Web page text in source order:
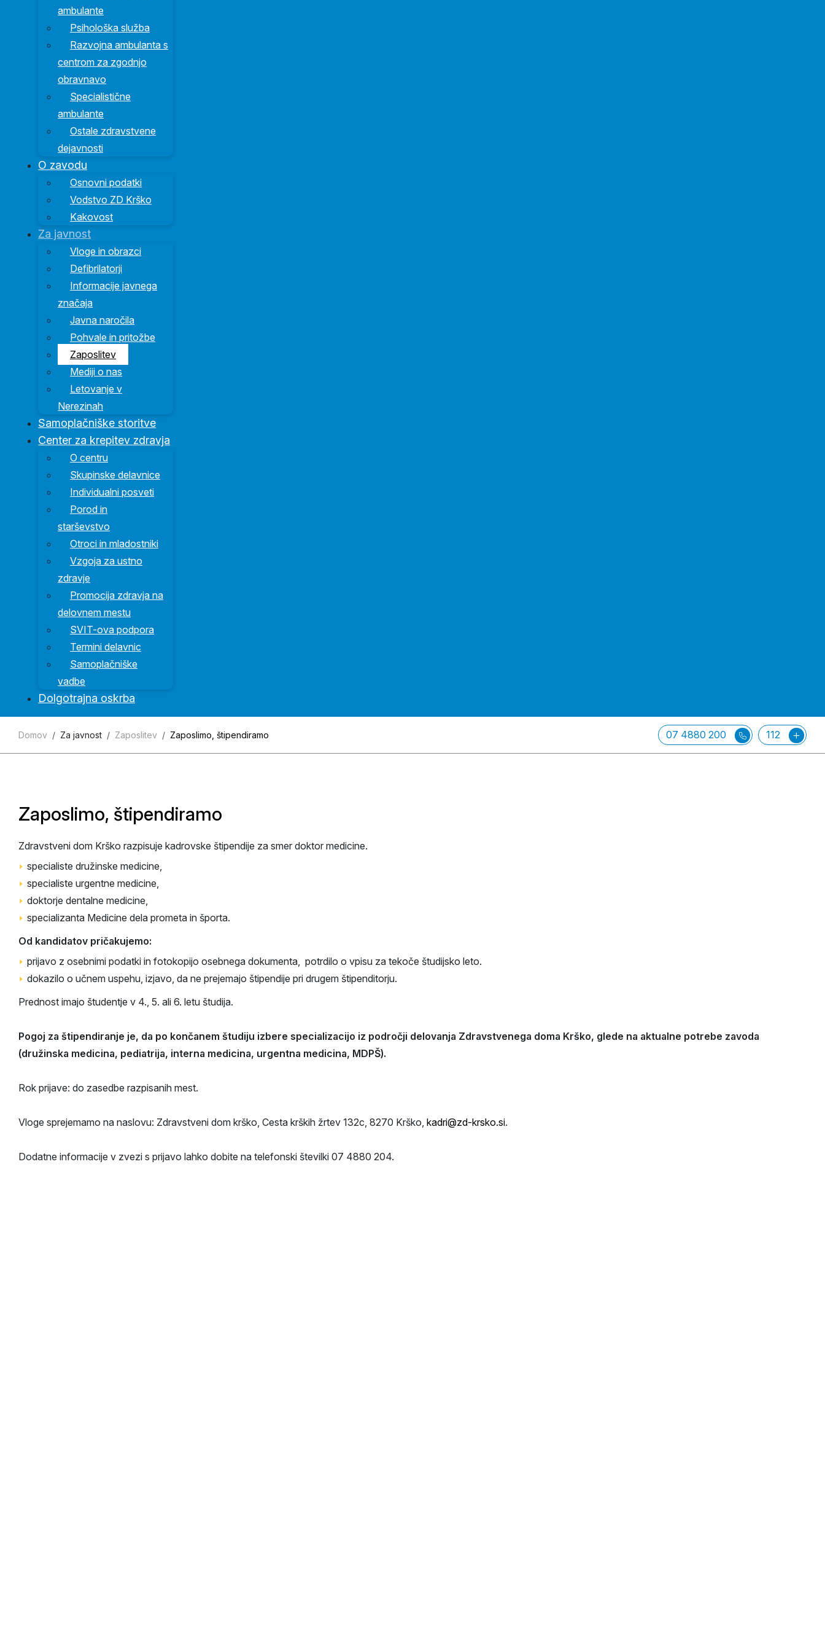
ambulante
Psihološka služba
Razvojna ambulanta s
centrom za zgodnjo
obravnavo
Specialistične
ambulante
Ostale zdravstvene
dejavnosti
O zavodu
Osnovni podatki
Vodstvo ZD Krško
Kakovost
Za javnost
Vloge in obrazci
Defibrilatorji
Informacije javnega
značaja
Javna naročila
Pohvale in pritožbe
Zaposlitev
Mediji o nas
Letovanje v
Nerezinah
Samoplačniške storitve
Center za krepitev zdravja
O centru
Skupinske delavnice
Individualni posveti
Porod in
starševstvo
Otroci in mladostniki
Vzgoja za ustno
zdravje
Promocija zdravja na
delovnem mestu
SVIT-ova podpora
Termini delavnic
Samoplačniške
vadbe
Dolgotrajna oskrba
Domov Za javnost Zaposlitev Zaposlimo, štipendiramo 07 4880 200 112
Zaposlimo, štipendiramo
Zdravstveni dom Krško razpisuje kadrovske štipendije za smer doktor medicine.
specialiste družinske medicine,
specialiste urgentne medicine,
doktorje dentalne medicine,
specializanta Medicine dela prometa in športa.
Od kandidatov pričakujemo:
prijavo z osebnimi podatki in fotokopijo osebnega dokumenta, potrdilo o vpisu za tekoče študijsko leto.
dokazilo o učnem uspehu, izjavo, da ne prejemajo štipendije pri drugem štipenditorju.
Prednost imajo študentje v 4., 5. ali 6. letu študija.
Pogoj za štipendiranje je, da po končanem študiju izbere specializacijo iz področji delovanja Zdravstvenega doma Krško, glede na aktualne potrebe zavoda
(družinska medicina, pediatrija, interna medicina, urgentna medicina, MDPŠ).
Rok prijave: do zasedbe razpisanih mest.
Vloge sprejemamo na naslovu: Zdravstveni dom krško, Cesta krških žrtev 132c, 8270 Krško, kadri@zd-krsko.si.
Dodatne informacije v zvezi s prijavo lahko dobite na telefonski številki 07 4880 204.